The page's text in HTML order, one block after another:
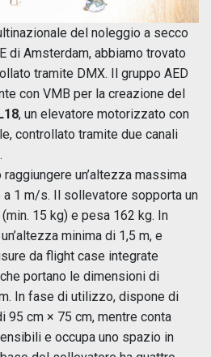
del noleggio a secco
di Amsterdam, abbiamo trovato
tramite DMX. Il gruppo AED
con VMB per la creazione del
, un elevatore motorizzato con
controllato tramite due canali
un’altezza massima
1 m/s. Il sollevatore sopporta un
15 kg) e pesa 162 kg. In
minima di 1,5 m, e
da flight case integrate
portano le dimensioni di
In fase di utilizzo, dispone di
95 cm × 75 cm, mentre conta
e occupa uno spazio in